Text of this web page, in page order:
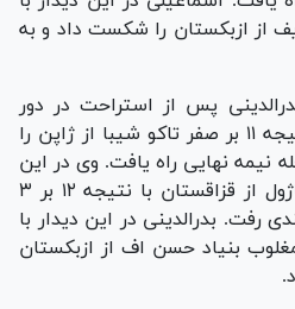
شریفبویف از ازبکستان را شکست داد و به
بدرالدینی پس از استراحت در دور
نخست، در دور دوم به با نتیجه ۱۱ بر صفر تاکو شیبا از ژاپن را
نیمه نهایی راه یافت. وی در این
مرحله مقابل کانیشبک ژانگاژول از قزاقستان با نتیجه ۱۲ بر ۳
رفت. بدرالدینی در این دیدار با
فنی مغلوب بنیاد حسن اف از ازبکستان